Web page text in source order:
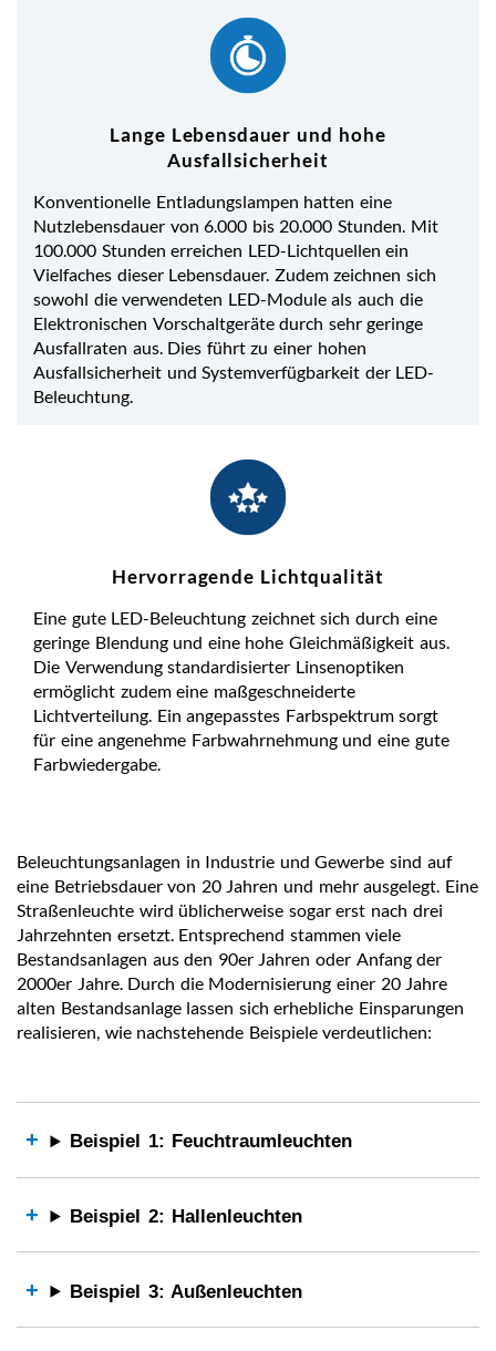
Lange Lebensdauer und hohe
Ausfallsicherheit
Konventionelle Entladungslampen hatten eine
Nutzlebensdauer von 6.000 bis 20.000 Stunden. Mit
100.000 Stunden erreichen LED-Lichtquellen ein
Vielfaches dieser Lebensdauer. Zudem zeichnen sich
sowohl die verwendeten LED-Module als auch die
Elektronischen Vorschaltgeräte durch sehr geringe
Ausfallraten aus. Dies führt zu einer hohen
Ausfallsicherheit und Systemverfügbarkeit der LED-
Beleuchtung.
Hervorragende Lichtqualität
Eine gute LED-Beleuchtung zeichnet sich durch eine
geringe Blendung und eine hohe Gleichmäßigkeit aus.
Die Verwendung standardisierter Linsenoptiken
ermöglicht zudem eine maßgeschneiderte
Lichtverteilung. Ein angepasstes Farbspektrum sorgt
für eine angenehme Farbwahrnehmung und eine gute
Farbwiedergabe.
Beleuchtungsanlagen in Industrie und Gewerbe sind auf
eine Betriebsdauer von 20 Jahren und mehr ausgelegt. Eine
Straßenleuchte wird üblicherweise sogar erst nach drei
Jahrzehnten ersetzt. Entsprechend stammen viele
Bestandsanlagen aus den 90er Jahren oder Anfang der
2000er Jahre. Durch die Modernisierung einer 20 Jahre
alten Bestandsanlage lassen sich erhebliche Einsparungen
realisieren, wie nachstehende Beispiele verdeutlichen:
Beispiel 1: Feuchtraumleuchten
Beispiel 2: Hallenleuchten
Beispiel 3: Außenleuchten